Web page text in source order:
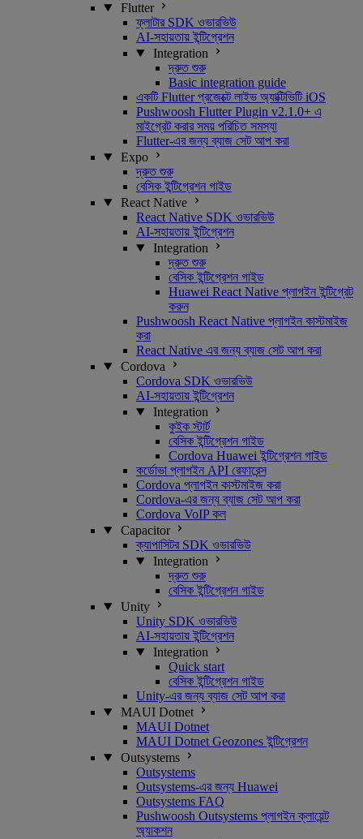
Flutter
ফ্লাটার SDK ওভারভিউ
AI-সহায়তায় ইন্টিগ্রেশন
Integration
দ্রুত শুরু
Basic integration guide
একটি Flutter প্রজেক্টে লাইভ অ্যাক্টিভিটি iOS
Pushwoosh Flutter Plugin v2.1.0+ এ
মাইগ্রেট করার সময় পরিচিত সমস্যা
Flutter-এর জন্য ব্যাজ সেট আপ করা
Expo
দ্রুত শুরু
বেসিক ইন্টিগ্রেশন গাইড
React Native
React Native SDK ওভারভিউ
AI-সহায়তায় ইন্টিগ্রেশন
Integration
দ্রুত শুরু
বেসিক ইন্টিগ্রেশন গাইড
Huawei React Native প্লাগইন ইন্টিগ্রেট
করুন
Pushwoosh React Native প্লাগইন কাস্টমাইজ
করা
React Native এর জন্য ব্যাজ সেট আপ করা
Cordova
Cordova SDK ওভারভিউ
AI-সহায়তায় ইন্টিগ্রেশন
Integration
কুইক স্টার্ট
বেসিক ইন্টিগ্রেশন গাইড
Cordova Huawei ইন্টিগ্রেশন গাইড
কর্ডোভা প্লাগইন API রেফারেন্স
Cordova প্লাগইন কাস্টমাইজ করা
Cordova-এর জন্য ব্যাজ সেট আপ করা
Cordova VoIP কল
Capacitor
ক্যাপাসিটর SDK ওভারভিউ
Integration
দ্রুত শুরু
বেসিক ইন্টিগ্রেশন গাইড
Unity
Unity SDK ওভারভিউ
AI-সহায়তায় ইন্টিগ্রেশন
Integration
Quick start
বেসিক ইন্টিগ্রেশন গাইড
Unity-এর জন্য ব্যাজ সেট আপ করা
MAUI Dotnet
MAUI Dotnet
MAUI Dotnet Geozones ইন্টিগ্রেশন
Outsystems
Outsystems
Outsystems-এর জন্য Huawei
Outsystems FAQ
Pushwoosh Outsystems প্লাগইন ক্লায়েন্ট
অ্যাকশন